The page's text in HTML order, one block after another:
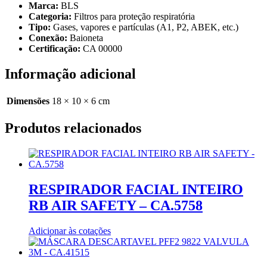
Marca: BLS
Categoria: Filtros para proteção respiratória
Tipo: Gases, vapores e partículas (A1, P2, ABEK, etc.)
Conexão: Baioneta
Certificação: CA 00000
Informação adicional
Dimensões 18 × 10 × 6 cm
Produtos relacionados
RESPIRADOR FACIAL INTEIRO
RB AIR SAFETY – CA.5758
Adicionar às cotações